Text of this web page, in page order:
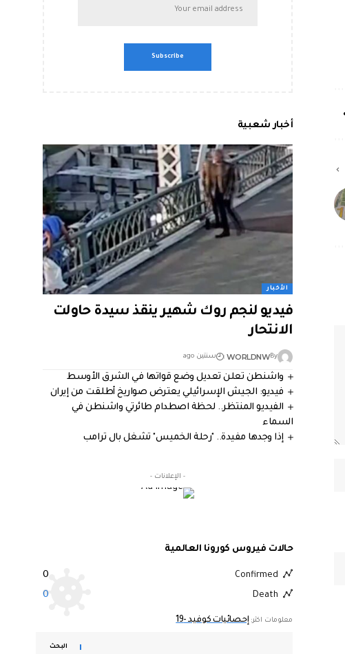
أخبار شعبية
الأخبار
فيديو لنجم روك شهير ينقذ سيدة حاولت
الانتحار
By
WORLDNW سنتين ago
واشنطن تعلن تعديل وضع قواتها في الشرق الأوسط
فيديو: الجيش الإسرائيلي يعترض صواريخ أطلقت من إيران
الفيديو المنتظر.. لحظة اصطدام طائرتي واشنطن في
السماء
إذا وجدها مفيدة.. "رحلة الخميس" تشغل بال ترامب
- الإعلانات -
حالات فيروس كورونا العالمية
Confirmed
0
Death
0
معلومات اكثر: إحصائيات كوفيد -19
البحث